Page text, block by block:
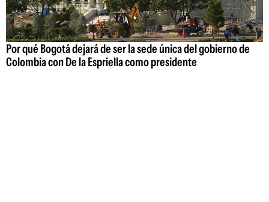
Por qué Bogotá dejará de ser la sede única del gobierno de
Colombia con De la Espriella como presidente